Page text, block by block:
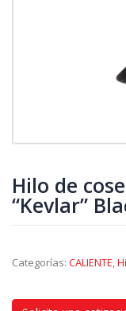
Hilo de
“Kevlar”
Categorías: CALIENTE,